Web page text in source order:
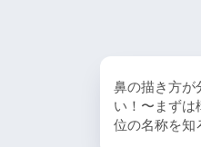
鼻の描き方が
い！〜まずは
位の名称を知